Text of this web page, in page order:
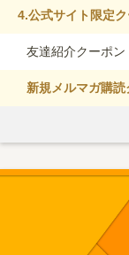
4.公式サイト限定
友達紹介クーポン
新規メルマガ購読